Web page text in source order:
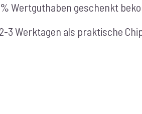
Wertguthaben geschenkt
3 Werktagen als praktische